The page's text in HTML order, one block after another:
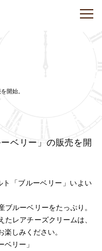
開始。
ベリー」の販売を開
「ブルーベリー」いよい
ルーベリーをたっぷり。
レアチーズクリームは、
しみください。
リー」